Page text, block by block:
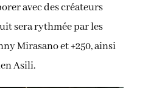
avec des créateurs
sera rythmée par les
Mirasano et +250, ainsi
Asili.